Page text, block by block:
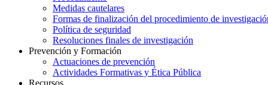
Medidas cautelares
Formas de finalización del procedimiento de
Política de seguridad
Resoluciones finales de investigación
Prevención y Formación
Actuaciones de prevención
Actividades Formativas y Ética Pública
Recursos